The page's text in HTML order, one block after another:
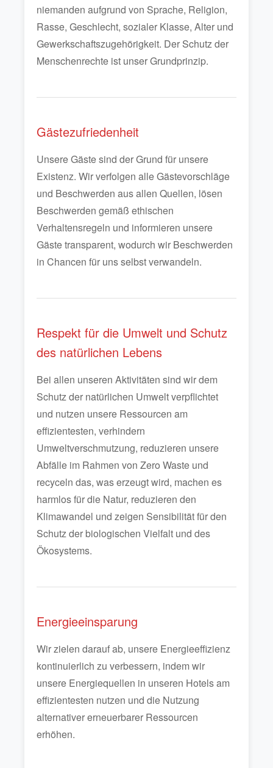
niemanden aufgrund von Sprache, Religion,
Rasse, Geschlecht, sozialer Klasse, Alter und
Gewerkschaftszugehörigkeit. Der Schutz der
Menschenrechte ist unser Grundprinzip.
Gästezufriedenheit
Unsere Gäste sind der Grund für unsere
Existenz. Wir verfolgen alle Gästevorschläge
und Beschwerden aus allen Quellen, lösen
Beschwerden gemäß ethischen
Verhaltensregeln und informieren unsere
Gäste transparent, wodurch wir Beschwerden
in Chancen für uns selbst verwandeln.
Respekt für die Umwelt und Schutz
des natürlichen Lebens
Bei allen unseren Aktivitäten sind wir dem
Schutz der natürlichen Umwelt verpflichtet
und nutzen unsere Ressourcen am
effizientesten, verhindern
Umweltverschmutzung, reduzieren unsere
Abfälle im Rahmen von Zero Waste und
recyceln das, was erzeugt wird, machen es
harmlos für die Natur, reduzieren den
Klimawandel und zeigen Sensibilität für den
Schutz der biologischen Vielfalt und des
Ökosystems.
Energieeinsparung
Wir zielen darauf ab, unsere Energieeffizienz
kontinuierlich zu verbessern, indem wir
unsere Energiequellen in unseren Hotels am
effizientesten nutzen und die Nutzung
alternativer erneuerbarer Ressourcen
erhöhen.